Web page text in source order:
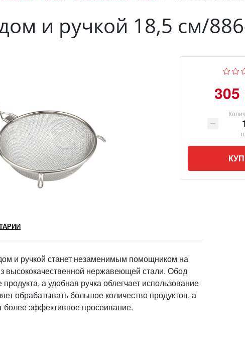
и ручкой 18,5 см/
305
и ручкой станет незаменимым помощником на
высококачественной нержавеющей стали. Обод
а удобная ручка облегчает использование
обрабатывать большое количество продуктов, а
более эффективное просеивание.